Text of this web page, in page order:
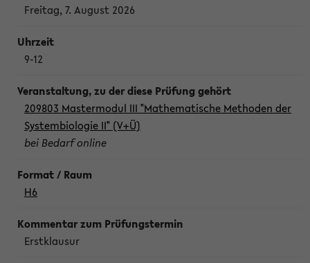
Freitag, 7. August 2026
9-12
209803 Mastermodul III "Mathematische Methoden der
Systembiologie II" (V+Ü)
bei Bedarf online
H6
Erstklausur